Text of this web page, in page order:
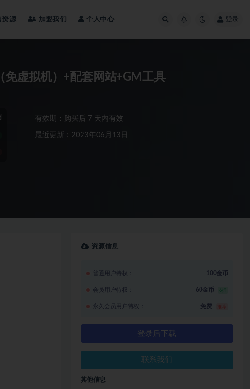
资源 加盟我们 个人中心 登录
虚拟机）+配套网站+GM工具
有效期：购买后 7 天内有效
最近更新：2023年06月13日
资源信息
普通用户特权： 100金币
会员用户特权： 60金币 6折
永久会员用户特权： 免费
登录后下载
联系我们
其他信息